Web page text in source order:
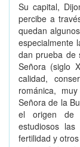
Su capital,
percibe a
quedan
especialmente
dan prueba de
Señora (siglo
calidad,
románica,
Señora de la
el origen de
estudiosos
fertilidad y